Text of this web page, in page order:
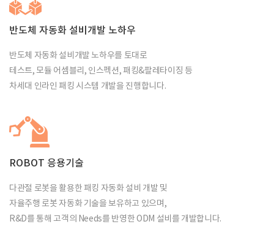
반도체 자동화 설비개발 노하우
반도체 자동화 설비개발 노하우를 토대로
테스트, 모듈 어셈블리, 인스펙션, 패킹&팔레타이징 등
차세대 인라인 패킹 시스템 개발을 진행합니다.
ROBOT 응용기술
다관절 로봇을 활용한 패킹 자동화 설비 개발 및
자율주행 로봇 자동화 기술을 보유하고 있으며,
R&D를 통해 고객의 Needs를 반영한 ODM 설비를 개발합니다.